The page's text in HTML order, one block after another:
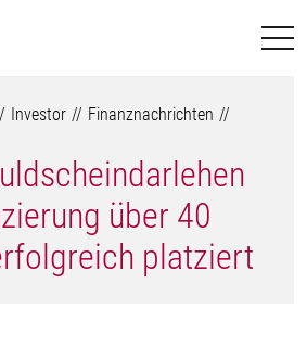
Investor
Finanznachrichten
über 40
platziert